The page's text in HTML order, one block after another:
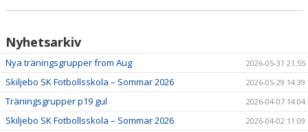
Nyhetsarkiv
Nya träningsgrupper from Aug 2026-05-31 21:55
Skiljebo SK Fotbollsskola – Sommar 2026 2026-05-29 14:39
Träningsgrupper p19 gul 2026-04-07 14:04
Skiljebo SK Fotbollsskola – Sommar 2026 2026-04-02 11:09